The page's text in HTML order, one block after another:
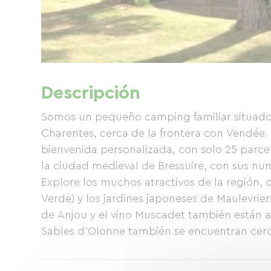
Descripción
Somos un pequeño camping familiar
Charentes, cerca de la frontera con
bienvenida personalizada, con solo 25
la ciudad medieval de Bressuire, con sus
Explore los muchos atractivos de la región,
Verde) y los jardines japoneses de
de Anjou y el vino Muscadet también están
Sables d'Olonne también se encuentran